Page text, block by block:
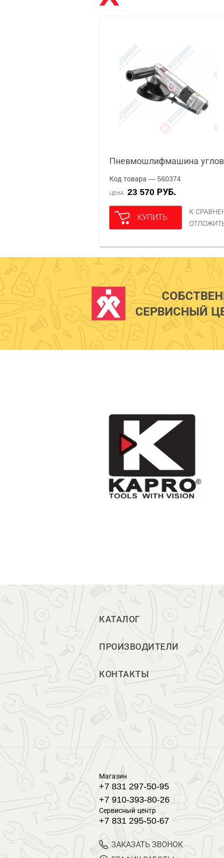
Пневмошлифмашина
Код товара — 560374
ЦЕНА 23 570 РУБ.
КУПИТЬ
К
СЕРВИСНЫЙ
КАТАЛОГ
ПРОИЗВОДИТЕЛИ
КОНТАКТЫ
Магазин
+7 831 297-50-95
+7 910-393-80-26
Сервисный центр
+7 831 295-50-67
ЗАКАЗАТЬ ЗВОНОК